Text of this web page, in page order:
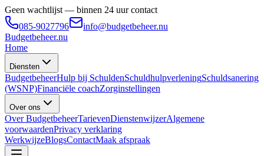
Geen wachtlijst — binnen 24 uur contact
085-9027796
info@budgetbeheer.nu
Budgetbeheer.nu
Home
Diensten
BudgetbeheerHulp bij SchuldenSchuldhulpverleningSchuldsanering
(WSNP)Financiële coachZorginstellingen
Over ons
Over BudgetbeheerTarievenDienstenwijzerAlgemene
voorwaardenPrivacy verklaring
WerkwijzeBlogsContactMaak afspraak